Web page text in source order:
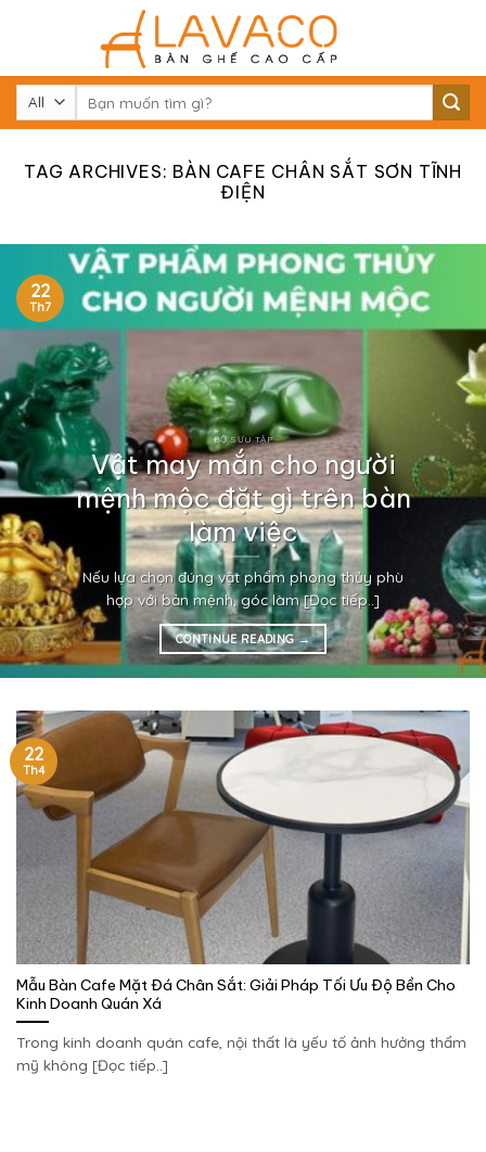
kiếm:
TAG ARCHIVES: BÀN CAFE CHÂN SẮT SƠN TĨNH
ĐIỆN
BỘ SƯU TẬP
Vật may mắn cho người
mệnh mộc đặt gì trên bàn
làm việc
Nếu lựa chọn đúng vật phẩm phong thủy phù
hợp với bản mệnh, góc làm [Đọc tiếp..]
CONTINUE READING→
22
Th7
Mẫu Bàn Cafe Mặt Đá Chân Sắt: Giải Pháp Tối Ưu Độ Bền Cho
Kinh Doanh Quán Xá
Trong kinh doanh quán cafe, nội thất là yếu tố ảnh hưởng thẩm
mỹ không [Đọc tiếp..]
22
Th4